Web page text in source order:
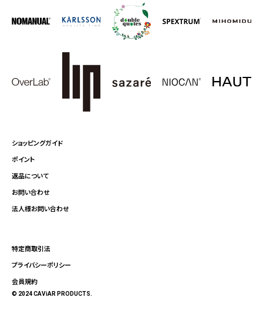
ショッピングガイド
ポイント
返品について
お問い合わせ
法人様お問い合わせ
特定商取引法
プライバシーポリシー
会員規約
© 2024 CAViAR PRODUCTS.